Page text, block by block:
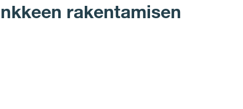
rakentamisen